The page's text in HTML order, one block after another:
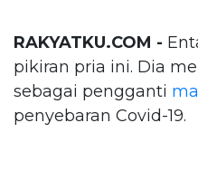
RAKYATKU.COM -
pikiran pria ini. Dia
sebagai pengganti
penyebaran Covid-19.